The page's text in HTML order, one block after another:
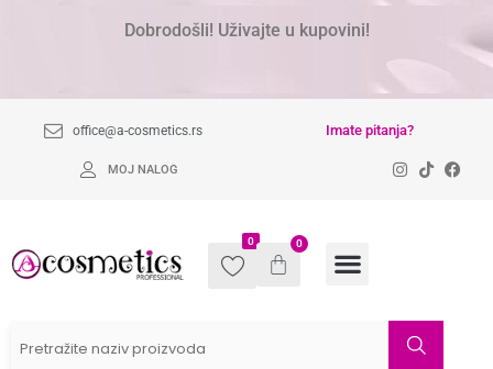
Dobrodošli! Uživajte u kupovini!
office@a-cosmetics.rs Imate pitanja?
MOJ NALOG
0 0